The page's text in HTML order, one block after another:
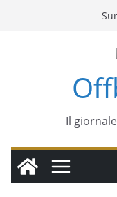
Il